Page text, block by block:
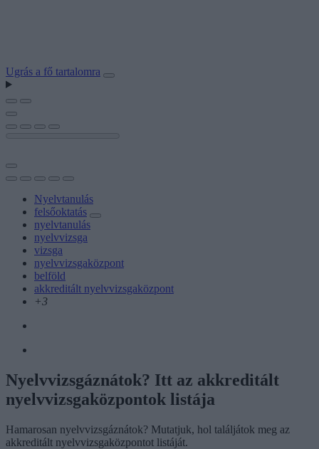
Ugrás a fő tartalomra
Nyelvtanulás
felsőoktatás
nyelvtanulás
nyelvvizsga
vizsga
nyelvvizsgaközpont
belföld
akkreditált nyelvvizsgaközpont
+3
Nyelvvizsgáznátok? Itt az akkreditált
nyelvvizsgaközpontok listája
Hamarosan nyelvvizsgáznátok? Mutatjuk, hol találjátok meg az
akkreditált nyelvvizsgaközpontot listáját.